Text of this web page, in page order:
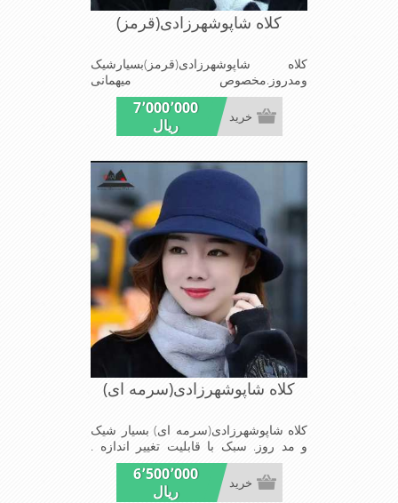
کلاه شاپوشهرزادی(قرمز)
کلاه شاپوشهرزادی(قرمز)بسیارشیک
ومدروز.مخصوص میهمانی
هاومجالس.بسیارسبک باقابلیت تغییراندازه
7٬000٬000
ریال
خرید
کلاه شاپوشهرزادی(سرمه ای)
کلاه شاپوشهرزادی(سرمه ای) بسیار شیک
و مد روز. سبک با قابلیت تغییر اندازه .
مناسب میهمانی ها و مجالس
6٬500٬000
ریال
خرید